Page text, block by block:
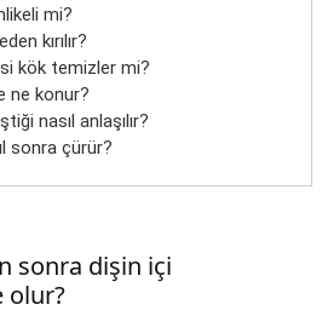
mi?
kırılır?
kök temizler mi?
ne konur?
nasıl anlaşılır?
sonra çürür?
sonra dişin içi
olur?